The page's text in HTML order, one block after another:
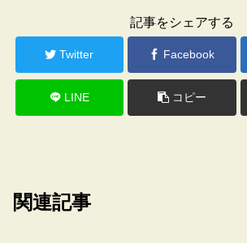
記事をシェアする
Twitter Facebook
LINE コピー
関連記事